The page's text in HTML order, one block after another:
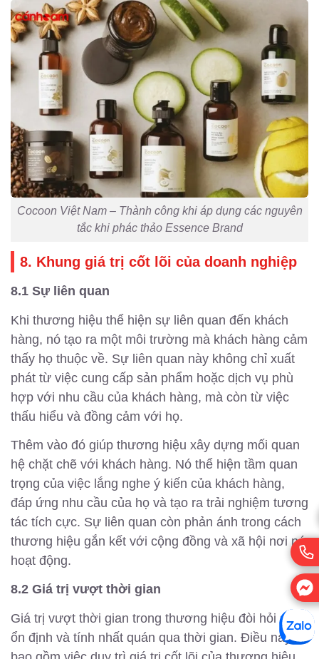
Cocoon Việt Nam – Thành công khi áp dụng các nguyên
tắc khi phác thảo Essence Brand
8. Khung giá trị cốt lõi của doanh nghiệp
8.1 Sự liên quan
Khi thương hiệu thể hiện sự liên quan đến khách
hàng, nó tạo ra một môi trường mà khách hàng cảm
thấy họ thuộc về. Sự liên quan này không chỉ xuất
phát từ việc cung cấp sản phẩm hoặc dịch vụ phù
hợp với nhu cầu của khách hàng, mà còn từ việc
thấu hiểu và đồng cảm với họ.
Thêm vào đó giúp thương hiệu xây dựng mối quan
hệ chặt chẽ với khách hàng. Nó thể hiện tầm quan
trọng của việc lắng nghe ý kiến của khách hàng,
đáp ứng nhu cầu của họ và tạo ra trải nghiệm tương
tác tích cực. Sự liên quan còn phản ánh trong cách
thương hiệu gắn kết với cộng đồng và xã hội nơi nó
hoạt động.
8.2 Giá trị vượt thời gian
Giá trị vượt thời gian trong thương hiệu đòi hỏi sự
ổn định và tính nhất quán qua thời gian. Điều này